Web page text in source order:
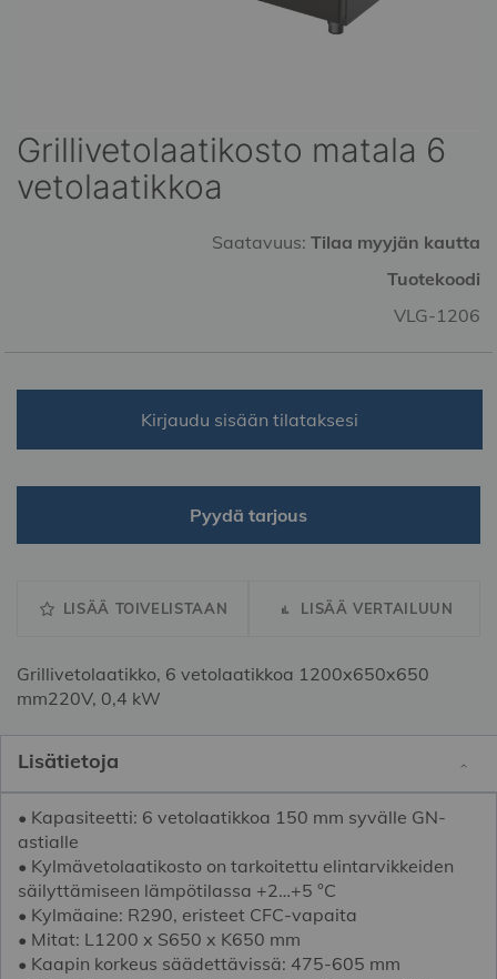
Grillivetolaatikosto matala 6
vetolaatikkoa
Saatavuus: Tilaa myyjän kautta
Tuotekoodi
VLG-1206
Kirjaudu sisään tilataksesi
Pyydä tarjous
LISÄÄ TOIVELISTAAN LISÄÄ VERTAILUUN
Grillivetolaatikko, 6 vetolaatikkoa 1200x650x650
mm220V, 0,4 kW
Skip
to
the
Lisätietoja
• Kapasiteetti: 6 vetolaatikkoa 150 mm syvälle GN-
astialle
• Kylmävetolaatikosto on tarkoitettu elintarvikkeiden
säilyttämiseen lämpötilassa +2…+5 °C
• Kylmäaine: R290, eristeet CFC-vapaita
• Mitat: L1200 x S650 x K650 mm
• Kaapin korkeus säädettävissä: 475-605 mm